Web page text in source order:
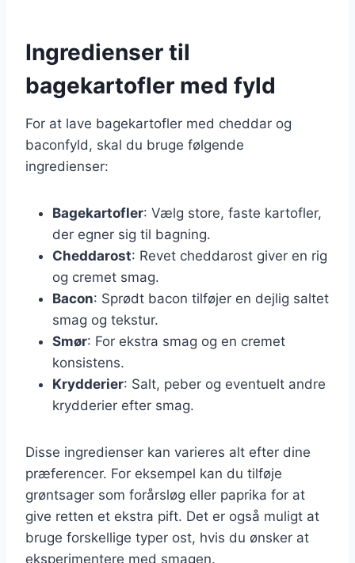
Ingredienser til
bagekartofler med fyld
For at lave bagekartofler med cheddar og
baconfyld, skal du bruge følgende
ingredienser:
Bagekartofler: Vælg store, faste kartofler,
der egner sig til bagning.
Cheddarost: Revet cheddarost giver en rig
og cremet smag.
Bacon: Sprødt bacon tilføjer en dejlig saltet
smag og tekstur.
Smør: For ekstra smag og en cremet
konsistens.
Krydderier: Salt, peber og eventuelt andre
krydderier efter smag.
Disse ingredienser kan varieres alt efter dine
præferencer. For eksempel kan du tilføje
grøntsager som forårsløg eller paprika for at
give retten et ekstra pift. Det er også muligt at
bruge forskellige typer ost, hvis du ønsker at
eksperimentere med smagen.